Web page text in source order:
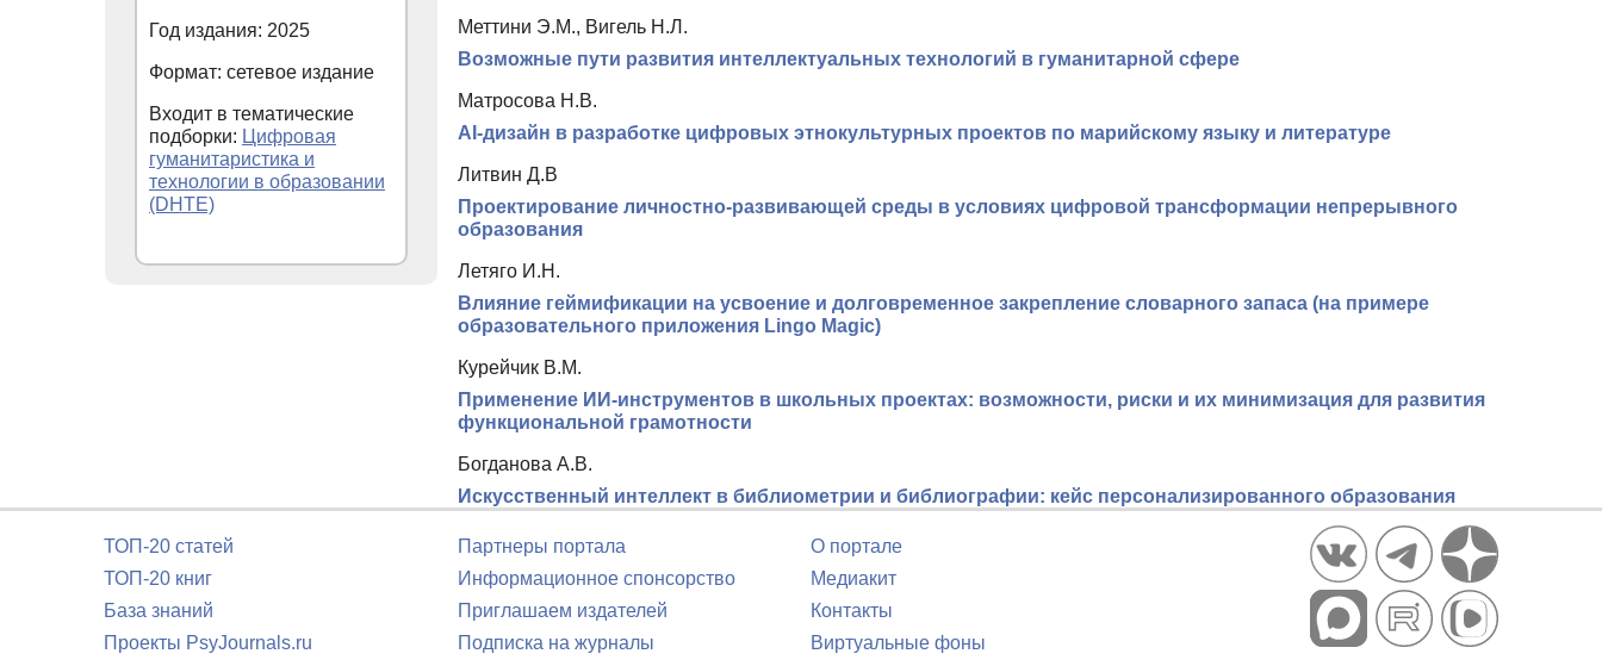
Меттини Э.М., Вигель Н.Л.
Возможные пути развития интеллектуальных технологий в гуманитарной сфере
Матросова Н.В.
AI-дизайн в разработке цифровых этнокультурных проектов по марийскому языку и литературе
Литвин Д.В
Проектирование личностно-развивающей среды в условиях цифровой трансформации непрерывного
образования
Летяго И.Н.
Влияние геймификации на усвоение и долговременное закрепление словарного запаса (на примере
образовательного приложения Lingo Magic)
Курейчик В.М.
Применение ИИ-инструментов в школьных проектах: возможности, риски и их минимизация для развития
функциональной грамотности
Богданова А.В.
Искусственный интеллект в библиометрии и библиографии: кейс персонализированного образования
Год издания: 2025
Формат: сетевое издание
Входит в тематические
подборки: Цифровая
гуманитаристика и
технологии в образовании
(DHTE)
ТОП-20 статей
ТОП-20 книг
База знаний
Проекты PsyJournals.ru
Партнеры портала
Информационное спонсорство
Приглашаем издателей
Подписка на журналы
О портале
Медиакит
Контакты
Виртуальные фоны